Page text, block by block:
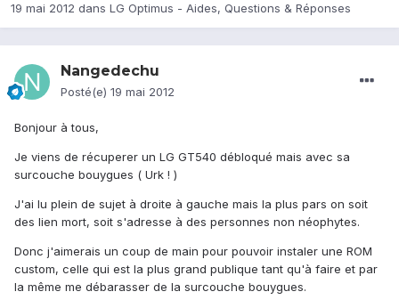
19 mai 2012 dans LG Optimus - Aides, Questions & Réponses
Nangedechu
Posté(e) 19 mai 2012
Bonjour à tous,
Je viens de récuperer un LG GT540 débloqué mais avec sa
surcouche bouygues ( Urk ! )
J'ai lu plein de sujet à droite à gauche mais la plus pars on soit
des lien mort, soit s'adresse à des personnes non néophytes.
Donc j'aimerais un coup de main pour pouvoir instaler une ROM
custom, celle qui est la plus grand publique tant qu'à faire et par
la même me débarasser de la surcouche bouygues.